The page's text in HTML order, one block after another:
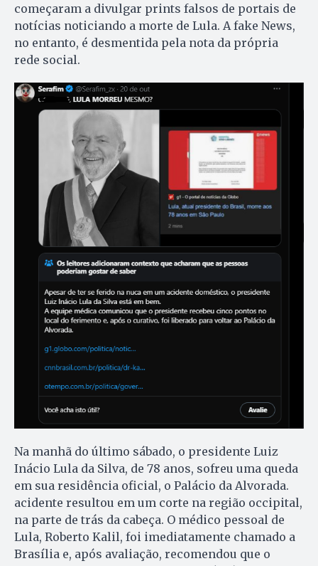
começaram a divulgar prints falsos de portais de
notícias noticiando a morte de Lula. A fake News,
no entanto, é desmentida pela nota da própria
rede social.
Na manhã do último sábado, o presidente Luiz
Inácio Lula da Silva, de 78 anos, sofreu uma queda
em sua residência oficial, o Palácio da Alvorada.
acidente resultou em um corte na região occipital,
na parte de trás da cabeça. O médico pessoal de
Lula, Roberto Kalil, foi imediatamente chamado a
Brasília e, após avaliação, recomendou que o